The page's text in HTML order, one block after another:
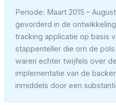
Periode: Maart 2015 –
gevorderd in de
tracking applicatie op basis
stappenteller die om de
waren echter twijfels over
implementatie van de
inmiddels door een